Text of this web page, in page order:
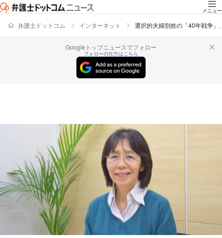
メニュー
弁護士ドットコム インターネット 選択的夫婦別姓の「40年戦争
Googleトップニュースでフォロー
フォローの仕方はこちら